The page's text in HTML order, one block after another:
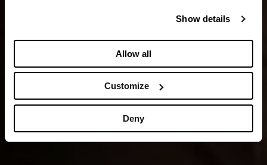
Show details
Allow all
Customize
Deny